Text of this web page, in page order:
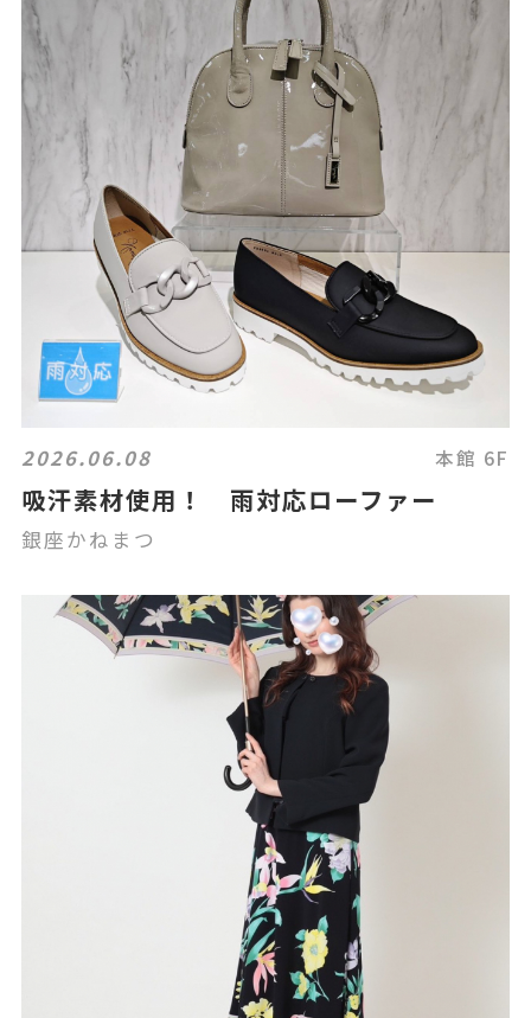
2026.06.08 本館 6F
吸汗素材使用！ 雨対応ローファー
銀座かねまつ